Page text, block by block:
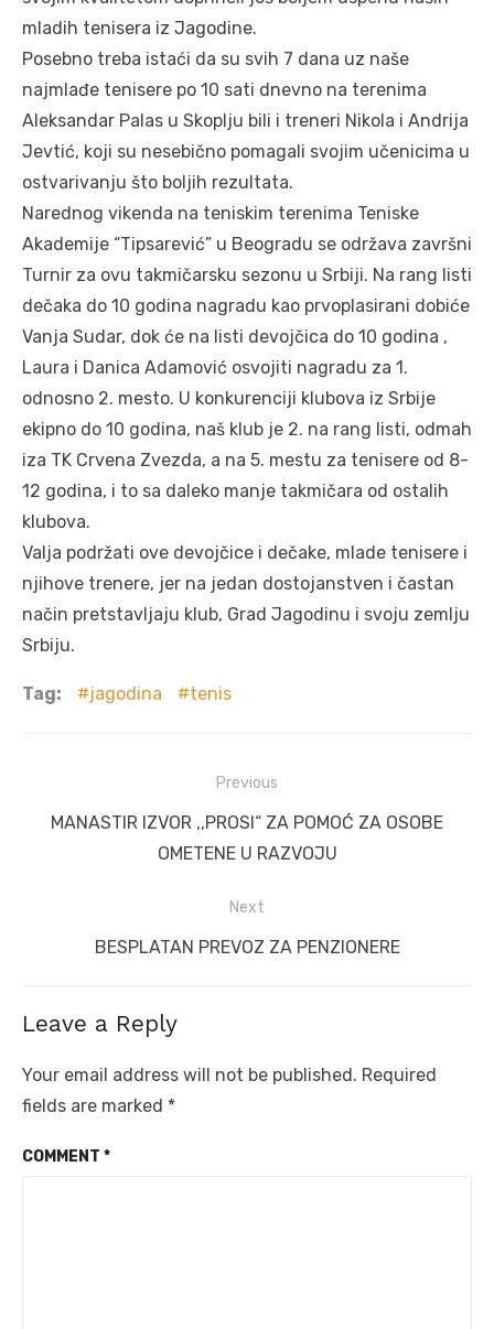
mladih tenisera iz Jagodine.
Posebno treba istaći da su svih 7 dana uz naše
najmlađe tenisere po 10 sati dnevno na terenima
Aleksandar Palas u Skoplju bili i treneri Nikola i Andrija
Jevtić, koji su nesebično pomagali svojim učenicima u
ostvarivanju što boljih rezultata.
Narednog vikenda na teniskim terenima Teniske
Akademije “Tipsarević” u Beogradu se održava završni
Turnir za ovu takmičarsku sezonu u Srbiji. Na rang listi
dečaka do 10 godina nagradu kao prvoplasirani dobiće
Vanja Sudar, dok će na listi devojčica do 10 godina ,
Laura i Danica Adamović osvojiti nagradu za 1.
odnosno 2. mesto. U konkurenciji klubova iz Srbije
ekipno do 10 godina, naš klub je 2. na rang listi, odmah
iza TK Crvena Zvezda, a na 5. mestu za tenisere od 8-
12 godina, i to sa daleko manje takmičara od ostalih
klubova.
Valja podržati ove devojčice i dečake, mlade tenisere i
njihove trenere, jer na jedan dostojanstven i častan
način pretstavljaju klub, Grad Jagodinu i svoju zemlju
Srbiju.
Tag: jagodina tenis
navigation
Previous
Previous
MANASTIR IZVOR ,,PROSI“ ZA POMOĆ ZA OSOBE
OMETENE U RAZVOJU
Next
Next
BESPLATAN PREVOZ ZA PENZIONERE
Leave a Reply
Your email address will not be published. Required
fields are marked *
COMMENT *